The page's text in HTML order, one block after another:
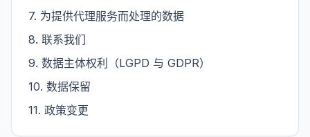
7. 为提供代理服务而处理的数据
8. 联系我们
9. 数据主体权利（LGPD 与 GDPR）
10. 数据保留
11. 政策变更